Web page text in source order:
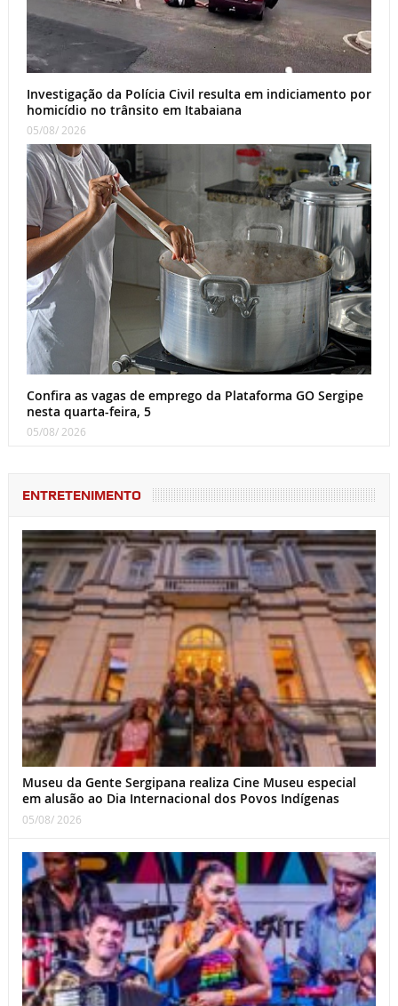
Investigação da Polícia Civil resulta em indiciamento por
homicídio no trânsito em Itabaiana
05/08/ 2026
Confira as vagas de emprego da Plataforma GO Sergipe
nesta quarta-feira, 5
05/08/ 2026
ENTRETENIMENTO
Museu da Gente Sergipana realiza Cine Museu especial
em alusão ao Dia Internacional dos Povos Indígenas
05/08/ 2026